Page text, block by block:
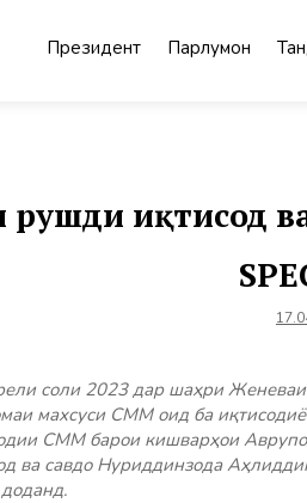
Президент Парлумон
иқтисод
соли 2023 дар шаҳри
махсуси СММ оид ба
СММ барои кишварҳои
ва савдо Нуриддинзода